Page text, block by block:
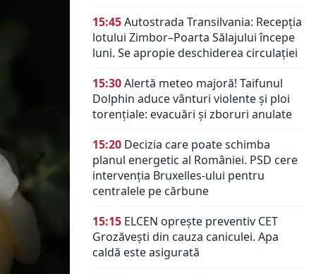
15:45Autostrada Transilvania: Recepția
lotului Zimbor–Poarta Sălajului începe
luni. Se apropie deschiderea circulației
15:30Alertă meteo majoră! Taifunul
Dolphin aduce vânturi violente și ploi
torențiale: evacuări și zboruri anulate
15:20 Decizia care poate schimba
planul energetic al României. PSD cere
intervenția Bruxelles-ului pentru
centralele pe cărbune
15:15 ELCEN oprește preventiv CET
Grozăvești din cauza caniculei. Apa
caldă este asigurată